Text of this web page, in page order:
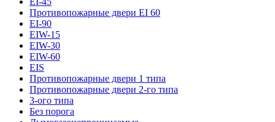
Противопожарные двери EI 60
EI-90
EIW-15
EIW-30
EIW-60
EIS
Противопожарные двери 1 типа
Противопожарные двери 2-го типа
3-ого типа
Без порога